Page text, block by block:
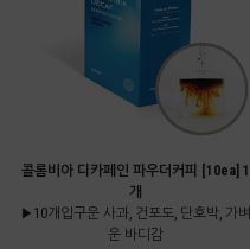
콜롬비아 디카페인 파우더커피 [10ea] 1
개
▶10개입구운 사과, 건포도, 단호박, 가벼
운 바디감